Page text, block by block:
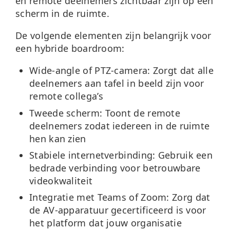
scherm in de ruimte.
De volgende elementen zijn belangrijk voor
een hybride boardroom:
Wide-angle of PTZ-camera: Zorgt dat alle
deelnemers aan tafel in beeld zijn voor
remote collega’s
Tweede scherm: Toont de remote
deelnemers zodat iedereen in de ruimte
hen kan zien
Stabiele internetverbinding: Gebruik een
bedrade verbinding voor betrouwbare
videokwaliteit
Integratie met Teams of Zoom: Zorg dat
de AV-apparatuur gecertificeerd is voor
het platform dat jouw organisatie